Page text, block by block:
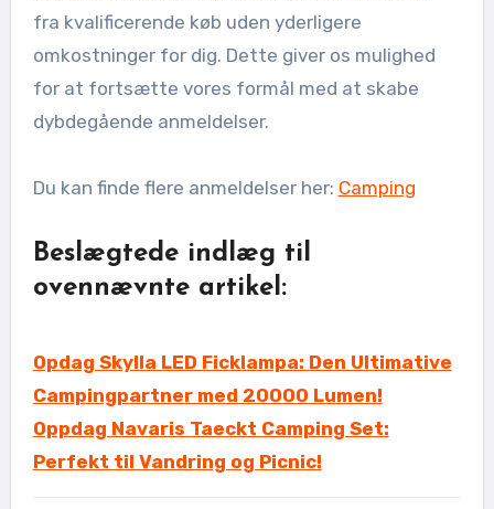
fra kvalificerende køb uden yderligere
omkostninger for dig. Dette giver os mulighed
for at fortsætte vores formål med at skabe
dybdegående anmeldelser.
Du kan finde flere anmeldelser her: Camping
Beslægtede indlæg til
ovennævnte artikel:
Opdag Skylla LED Ficklampa: Den Ultimative
Campingpartner med 20000 Lumen!
Oppdag Navaris Taeckt Camping Set:
Perfekt til Vandring og Picnic!